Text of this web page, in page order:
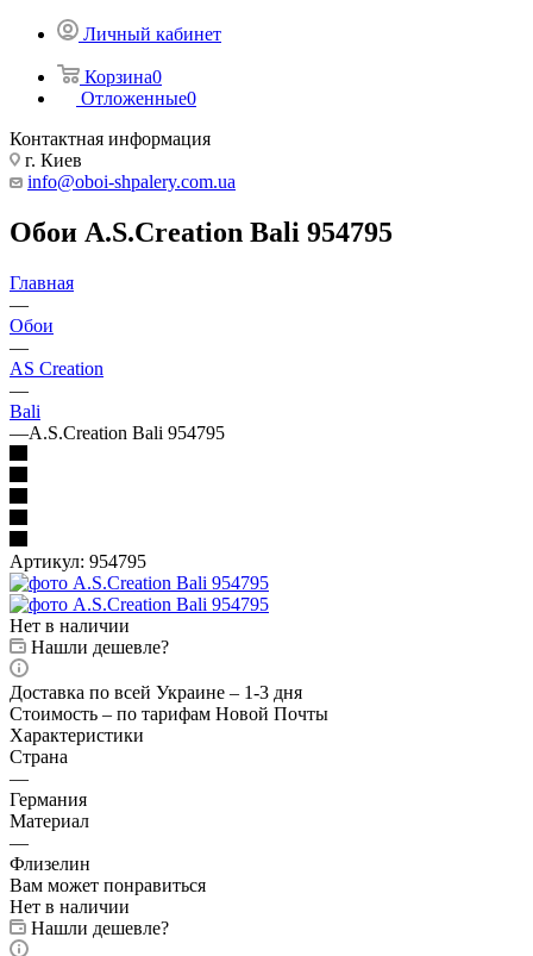
Личный кабинет
Корзина0
Отложенные0
Контактная информация
г. Киев
info@oboi-shpalery.com.ua
Обои A.S.Creation Bali 954795
Главная
—
Обои
—
AS Creation
—
Bali
—A.S.Creation Bali 954795
Артикул: 954795
Нет в наличии
Нашли дешевле?
Доставка по всей Украине – 1-3 дня
Стоимость – по тарифам Новой Почты
Характеристики
Страна
—
Германия
Материал
—
Флизелин
Вам может понравиться
Нет в наличии
Нашли дешевле?